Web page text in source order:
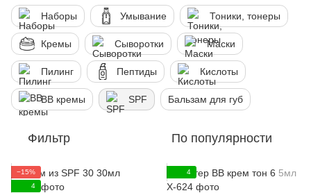
Наборы Умывание Тоники, тонеры
Кремы Сыворотки Маски
Пилинг Пептиды Кислоты
ВВ кремы SPF Бальзам для губ
Фильтр По популярности
−15%
4
4